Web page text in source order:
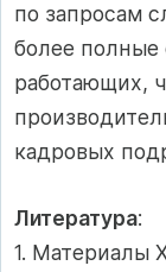
по запросам
более полные
работающих,
кадровых
Литература:
1. Материалы